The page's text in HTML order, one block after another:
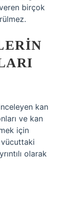
birçok
kan
ve kan
için
vücuttaki
olarak